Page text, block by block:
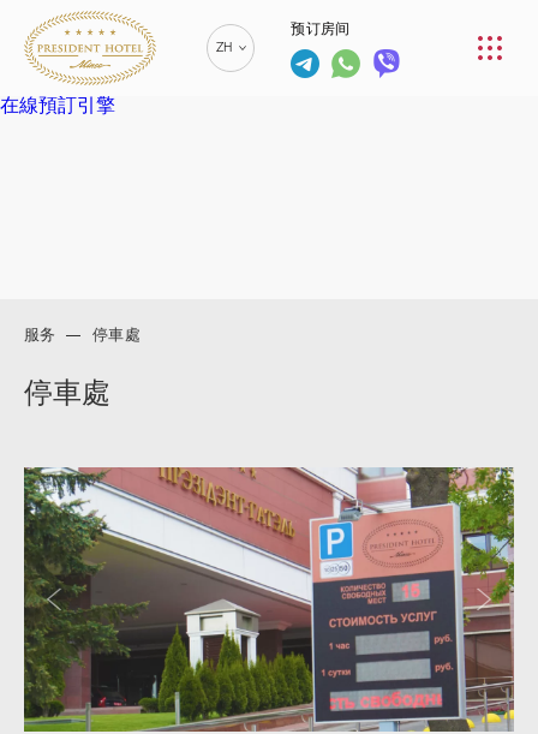
预订房间
ZH
餐厅
服务
info@president-
SPA中心 +375
77-01
在線預訂引擎
服务 停車處
停車處
上一張幻燈片 下一張